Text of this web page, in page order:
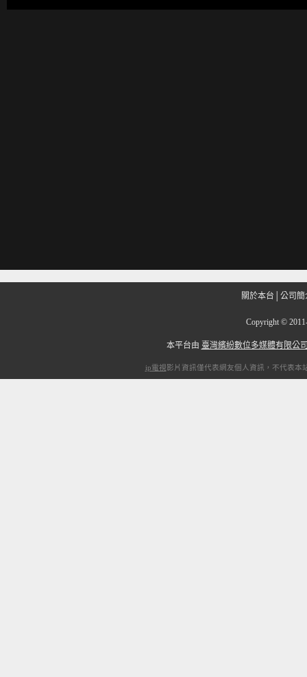
關於本台 公司簡
Copyright ©
本平台由 臺灣繽紛數位多媒體有限公
ip電視影片資訊僅代表網友個人資訊，不代表本